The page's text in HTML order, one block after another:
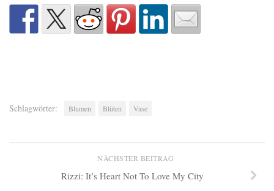
Schlagwörter: Blumen Blüten Vase
NÄCHSTER BEITRAG
Rizzi: It’s Heart Not To Love My City